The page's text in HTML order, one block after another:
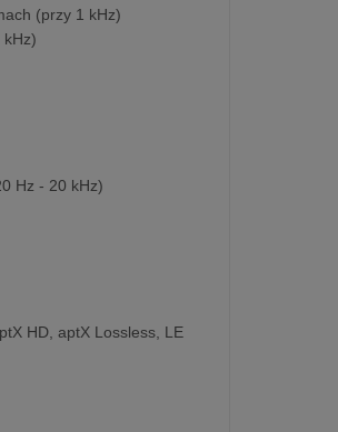
(przy 1 kHz)
Hz - 20 kHz)
HD, aptX Lossless, LE